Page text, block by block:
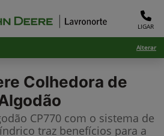
LIGAR
Alterar
Colhedora de
CP770 com o sistema de
traz benefícios para a